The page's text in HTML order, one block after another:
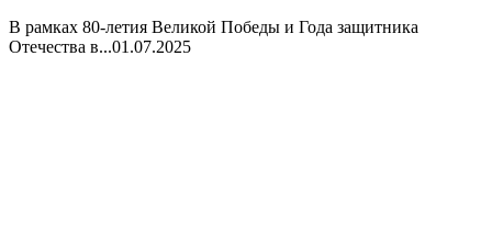
В рамках 80-летия Великой Победы и Года защитника
Отечества в...01.07.2025